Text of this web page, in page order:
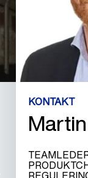
KONTAKT